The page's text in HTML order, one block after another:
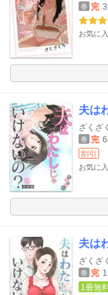
巻 完
お気に
夫は
ざくざ
巻 完
割引
お気に
夫は
ざくざ
巻 完
1冊無